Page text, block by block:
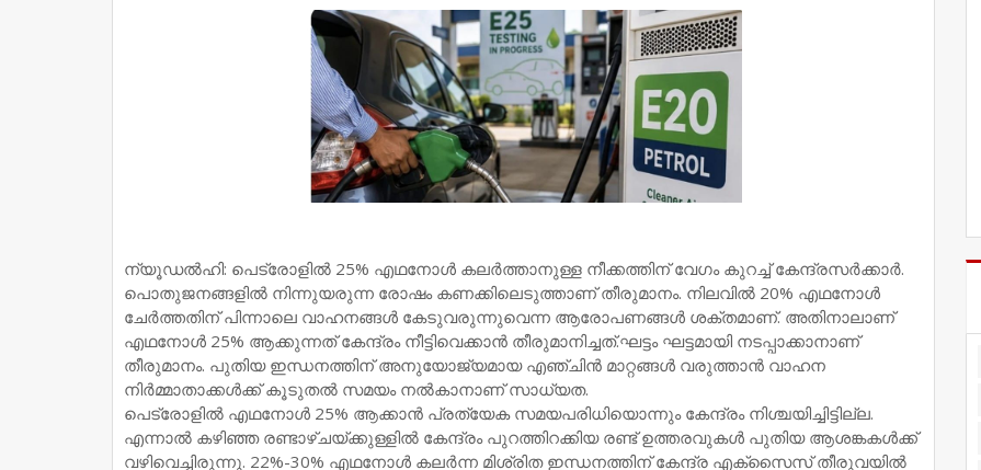
ന്യൂഡൽഹി: പെട്രോളിൽ 25% എഥനോൾ കലർത്താനുള്ള നീക്കത്തിന് വേഗം കുറച്ച് കേന്ദ്രസർക്കാർ.
പൊതുജനങ്ങളിൽ നിന്നുയരുന്ന രോഷം കണക്കിലെടുത്താണ് തീരുമാനം. നിലവിൽ 20% എഥനോൾ
ചേർത്തതിന് പിന്നാലെ വാഹനങ്ങൾ കേടുവരുന്നുവെന്ന ആരോപണങ്ങൾ ശക്തമാണ്. അതിനാലാണ്
എഥനോൾ 25% ആക്കുന്നത് കേന്ദ്രം നീട്ടിവെക്കാൻ തീരുമാനിച്ചത്.ഘട്ടം ഘട്ടമായി നടപ്പാക്കാനാണ്
തീരുമാനം. പുതിയ ഇന്ധനത്തിന് അനുയോജ്യമായ എഞ്ചിൻ മാറ്റങ്ങൾ വരുത്താൻ വാഹന
നിർമ്മാതാക്കൾക്ക് കൂടുതൽ സമയം നൽകാനാണ് സാധ്യത.
പെട്രോളിൽ എഥനോൾ 25% ആക്കാൻ പ്രത്യേക സമയപരിധിയൊന്നും കേന്ദ്രം നിശ്ചയിച്ചിട്ടില്ല.
എന്നാൽ കഴിഞ്ഞ രണ്ടാഴ്ചയ്ക്കുള്ളിൽ കേന്ദ്രം പുറത്തിറക്കിയ രണ്ട് ഉത്തരവുകൾ പുതിയ ആശങ്കകൾക്ക്
വഴിവെച്ചിരുന്നു. 22%-30% എഥനോൾ കലർന്ന മിശ്രിത ഇന്ധനത്തിന് കേന്ദ്ര എക്സൈസ് തീരുവയിൽ